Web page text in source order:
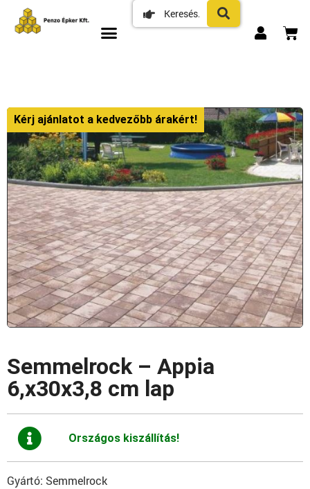
Kérj ajánlatot a kedvezőbb árakért!
Semmelrock – Appia
6,x30x3,8 cm lap
Országos kiszállítás!
Gyártó: Semmelrock